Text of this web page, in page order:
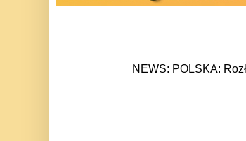
NEWS: POLSKA: